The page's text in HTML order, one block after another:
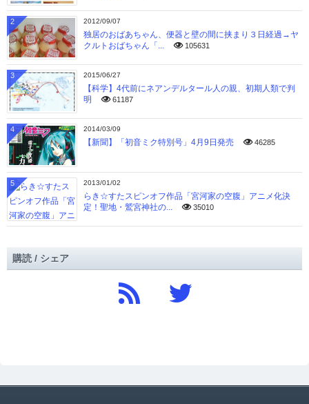
2012/09/07
独居のおばあちゃん、便器と壁の間に挟まり３日経過→ヤ
クルトおばちゃん「...
105631
2
2015/06/27
【科学】4代前にネアンデルタール人の親、初期人類で判
明
61187
3
2014/03/09
【新聞】「初音ミク特別号」4月9日発売 46285
4
2013/01/02
らき☆すたスピンオフ作品「宮河家の空腹」アニメ化決
定！聖地・鷲宮神社の...
35010
5
購読 / シェア